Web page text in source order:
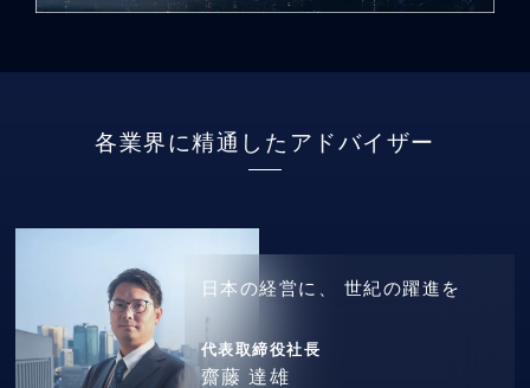
各業界に精通したアドバイザー
日本の経営に、 世紀の躍進を
代表取締役社長
齋藤 達雄